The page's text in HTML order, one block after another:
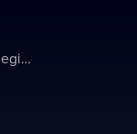
Chernivtsi Academic Regional Ukrainian Music and Drama Theater named after Olga Kobylyanska